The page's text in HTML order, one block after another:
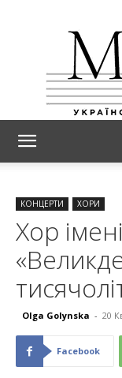
КОНЦЕРТИ ХОРИ
Хор
Olga Golynska - 20
Facebook